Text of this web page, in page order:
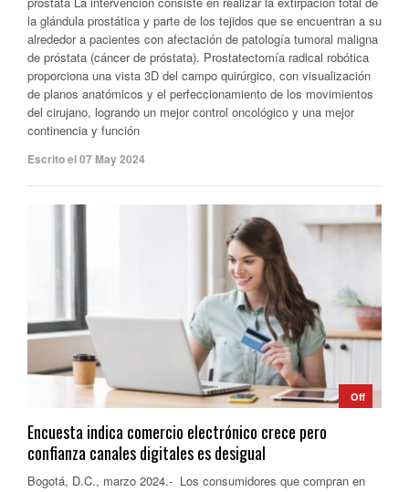
la glándula prostática y parte de los tejidos que se encuentran a su
alrededor a pacientes con afectación de patología tumoral maligna
de próstata (cáncer de próstata). Prostatectomía radical robótica
proporciona una vista 3D del campo quirúrgico, con visualización
de planos anatómicos y el perfeccionamiento de los movimientos
del cirujano, logrando un mejor control oncológico y una mejor
continencia y función
Escrito el 07 May 2024
Off
Encuesta indica comercio electrónico crece pero
confianza canales digitales es desigual
Bogotá, D.C., marzo 2024.- Los consumidores que compran en